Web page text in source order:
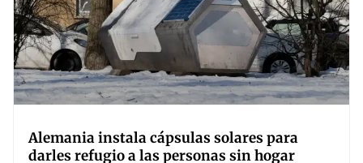
Alemania instala cápsulas solares para
darles refugio a las personas sin hogar